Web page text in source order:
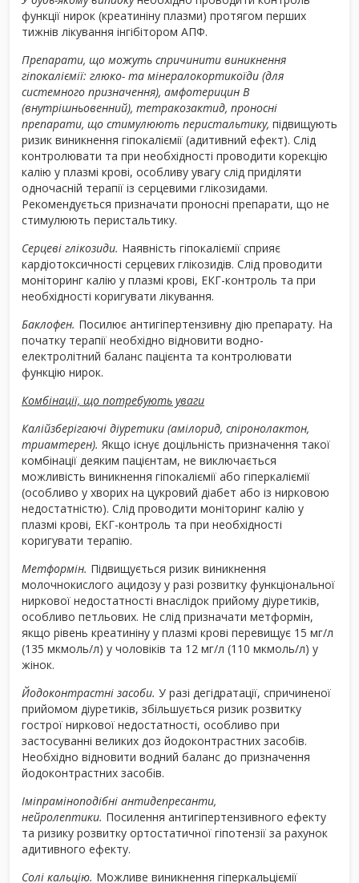
функції нирок (креатиніну плазми) протягом перших
тижнів лікування інгібітором АПФ.
Препарати, що можуть спричинити виникнення
гіпокаліємії: глюко- та мінералокортикоїди (для
системного призначення), амфотерицин В
(внутрішньовенний), тетракозактид, проносні
препарати, що стимулюють перистальтику, підвищують
ризик виникнення гіпокаліємії (адитивний ефект). Слід
контролювати та при необхідності проводити корекцію
калію у плазмі крові, особливу увагу слід приділяти
одночасній терапії із серцевими глікозидами.
Рекомендується призначати проносні препарати, що не
стимулюють перистальтику.
Серцеві глікозиди. Наявність гіпокаліємії сприяє
кардіотоксичності серцевих глікозидів. Слід проводити
моніторинг калію у плазмі крові, ЕКГ-контроль та при
необхідності коригувати лікування.
Баклофен. Посилює антигіпертензивну дію препарату. На
початку терапії необхідно відновити водно-
електролітний баланс пацієнта та контролювати
функцію нирок.
Комбінації, що потребують уваги
Калійзберігаючі діуретики (амілорид, спіронолактон,
триамтерен). Якщо існує доцільність призначення такої
комбінації деяким пацієнтам, не виключається
можливість виникнення гіпокаліємії або гіперкаліємії
(особливо у хворих на цукровий діабет або із нирковою
недостатністю). Слід проводити моніторинг калію у
плазмі крові, ЕКГ-контроль та при необхідності
коригувати терапію.
Метформін. Підвищується ризик виникнення
молочнокислого ацидозу у разі розвитку функціональної
ниркової недостатності внаслідок прийому діуретиків,
особливо петльових. Не слід призначати метформін,
якщо рівень креатиніну у плазмі крові перевищує 15 мг/л
(135 мкмоль/л) у чоловіків та 12 мг/л (110 мкмоль/л) у
жінок.
Йодоконтрастні засоби. У разі дегідратації, спричиненої
прийомом діуретиків, збільшується ризик розвитку
гострої ниркової недостатності, особливо при
застосуванні великих доз йодоконтрастних засобів.
Необхідно відновити водний баланс до призначення
йодоконтрастних засобів.
Іміпраміноподібні антидепресанти,
нейролептики. Посилення антигіпертензивного ефекту
та ризику розвитку ортостатичної гіпотензії за рахунок
адитивного ефекту.
Солі кальцію. Можливе виникнення гіперкальціємії